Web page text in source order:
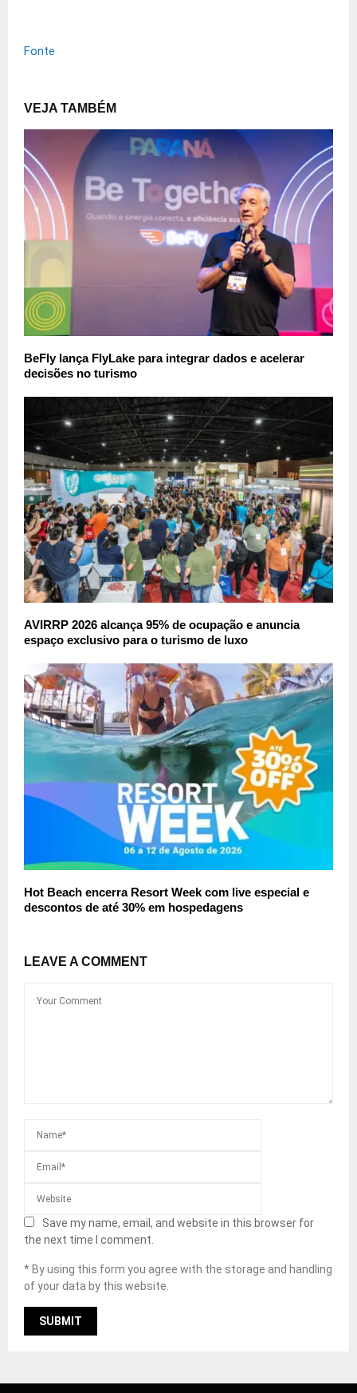
Fonte
VEJA TAMBÉM
BeFly lança FlyLake para integrar dados e acelerar
decisões no turismo
AVIRRP 2026 alcança 95% de ocupação e anuncia
espaço exclusivo para o turismo de luxo
Hot Beach encerra Resort Week com live especial e
descontos de até 30% em hospedagens
LEAVE A COMMENT
Save my name, email, and website in this browser for
the next time I comment.
* By using this form you agree with the storage and handling
of your data by this website.